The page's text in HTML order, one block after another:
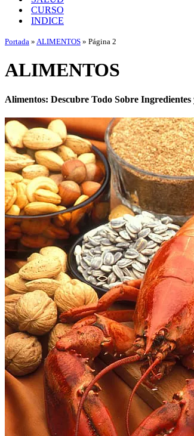
CURSO
INDICE
Portada » ALIMENTOS » Página 2
ALIMENTOS
Alimentos: Descubre Todo Sobre